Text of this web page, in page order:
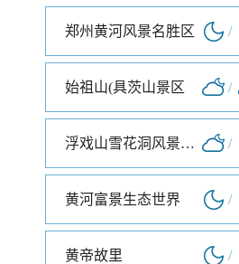
郑州黄河风景名胜区 /
始祖山(具茨山景区 /
浮戏山雪花洞风景名胜区 /
黄河富景生态世界 /
黄帝故里 /